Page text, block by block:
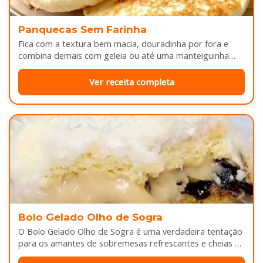
Panquecas Sem Farinha
Fica com a textura bem macia, douradinha por fora e
combina demais com geleia ou até uma manteiguinha
derretendo por cima...
Ver receita completa
Bolo Gelado Olho de Sogra
O Bolo Gelado Olho de Sogra é uma verdadeira tentação
para os amantes de sobremesas refrescantes e cheias de
sabor...